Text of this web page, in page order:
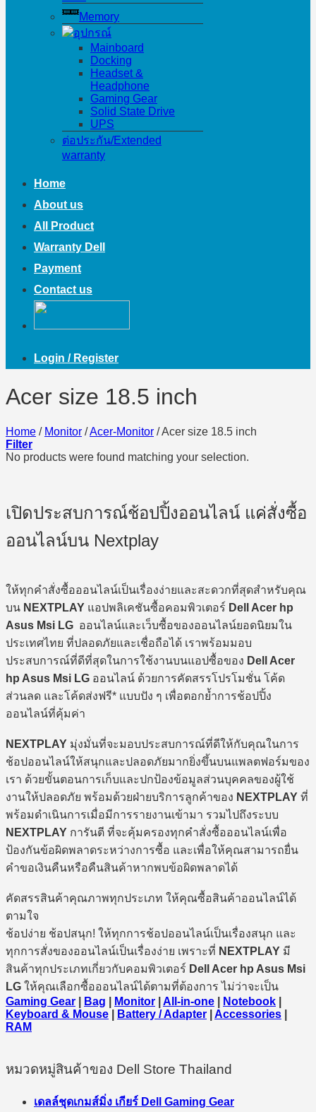
Memory
อุปกรณ์
Mainboard
Docking
Headset &
Headphone
Gaming Gear
Solid State Drive
UPS
ต่อประกัน/Extended
warranty
Home
About us
All Product
Warranty Dell
Payment
Contact us
Login / Register
Acer size 18.5 inch
Home / Monitor /Acer-Monitor /Acer size 18.5 inch
Filter
No products were found matching your selection.
เปิดประสบการณ์ช้อปปิ้งออนไลน์ แค่สั่งซื้อ
ออนไลน์บน Nextplay
ให้ทุกคำสั่งซื้อออนไลน์เป็นเรื่องง่ายและสะดวกที่สุดสำหรับคุณ
บน NEXTPLAY แอปพลิเคชันซื้อคอมพิวเตอร์ Dell Acer hp
Asus Msi LG ออนไลน์และเว็บซื้อของออนไลน์ยอดนิยมใน
ประเทศไทย ที่ปลอดภัยและเชื่อถือได้ เราพร้อมมอบ
ประสบการณ์ที่ดีที่สุดในการใช้งานบนแอปซื้อของ Dell Acer
hp Asus Msi LG ออนไลน์ ด้วยการคัดสรรโปรโมชั่น โค้ด
ส่วนลด และโค้ดส่งฟรี* แบบปัง ๆ เพื่อตอกย้ำการช้อปปิ้ง
ออนไลน์ที่คุ้มค่า
NEXTPLAY มุ่งมั่นที่จะมอบประสบการณ์ที่ดีให้กับคุณในการ
ช้อปออนไลน์ให้สนุกและปลอดภัยมากยิ่งขึ้นบนแพลตฟอร์มของ
เรา ด้วยขั้นตอนการเก็บและปกป้องข้อมูลส่วนบุคคลของผู้ใช้
งานให้ปลอดภัย พร้อมด้วยฝ่ายบริการลูกค้าของ NEXTPLAY ที่
พร้อมดำเนินการเมื่อมีการรายงานเข้ามา รวมไปถึงระบบ
NEXTPLAY การันตี ที่จะคุ้มครองทุกคำสั่งซื้อออนไลน์เพื่อ
ป้องกันข้อผิดพลาดระหว่างการซื้อ และเพื่อให้คุณสามารถยื่น
คำขอเงินคืนหรือคืนสินค้าหากพบข้อผิดพลาดได้
คัดสรรสินค้าคุณภาพทุกประเภท ให้คุณซื้อสินค้าออนไลน์ได้
ตามใจ
ช้อปง่าย ช้อปสนุก! ให้ทุกการช้อปออนไลน์เป็นเรื่องสนุก และ
ทุกการสั่งของออนไลน์เป็นเรื่องง่าย เพราะที่ NEXTPLAY มี
สินค้าทุกประเภทเกี่ยวกับคอมพิวเตอร์ Dell Acer hp Asus Msi
LG ให้คุณเลือกซื้อออนไลน์ได้ตามที่ต้องการ ไม่ว่าจะเป็น
Gaming Gear
Bag Monitor All-in-one Notebook
Keyboard & Mouse
Battery / Adapter Accessories
RAM
หมวดหมู่สินค้าของ Dell Store Thailand
เดลล์ชุดเกมส์มิ่ง เกียร์ Dell Gaming Gear